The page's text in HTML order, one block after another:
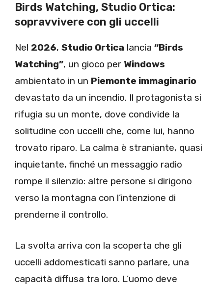
Birds Watching, Studio Ortica:
sopravvivere con gli uccelli
Nel 2026, Studio Ortica lancia “Birds
Watching”, un gioco per Windows
ambientato in un Piemonte immaginario
devastato da un incendio. Il protagonista si
rifugia su un monte, dove condivide la
solitudine con uccelli che, come lui, hanno
trovato riparo. La calma è straniante, quasi
inquietante, finché un messaggio radio
rompe il silenzio: altre persone si dirigono
verso la montagna con l’intenzione di
prenderne il controllo.
La svolta arriva con la scoperta che gli
uccelli addomesticati sanno parlare, una
capacità diffusa tra loro. L’uomo deve